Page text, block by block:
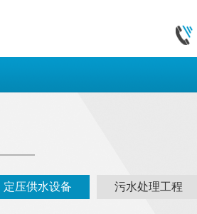
定压供水设备 污水处理工程